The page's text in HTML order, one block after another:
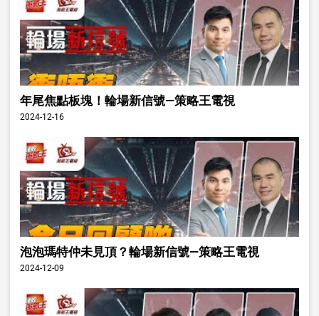
年尾焦點板塊！輪場新信號—策略王電視
2024-12-16
泡泡瑪特仲未見頂？輪場新信號—策略王電視
2024-12-09